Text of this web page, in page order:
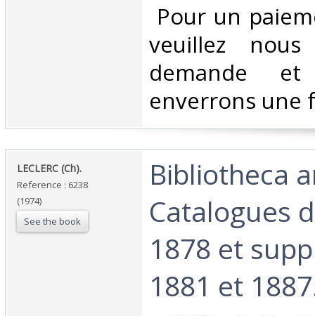
Pour un
veuillez
demande
enverrons une
‎LECLERC (Ch).‎
Reference : 6238
(1974)
See the book
‎Bibliotheca
Catalogues
1878 et
1881 et